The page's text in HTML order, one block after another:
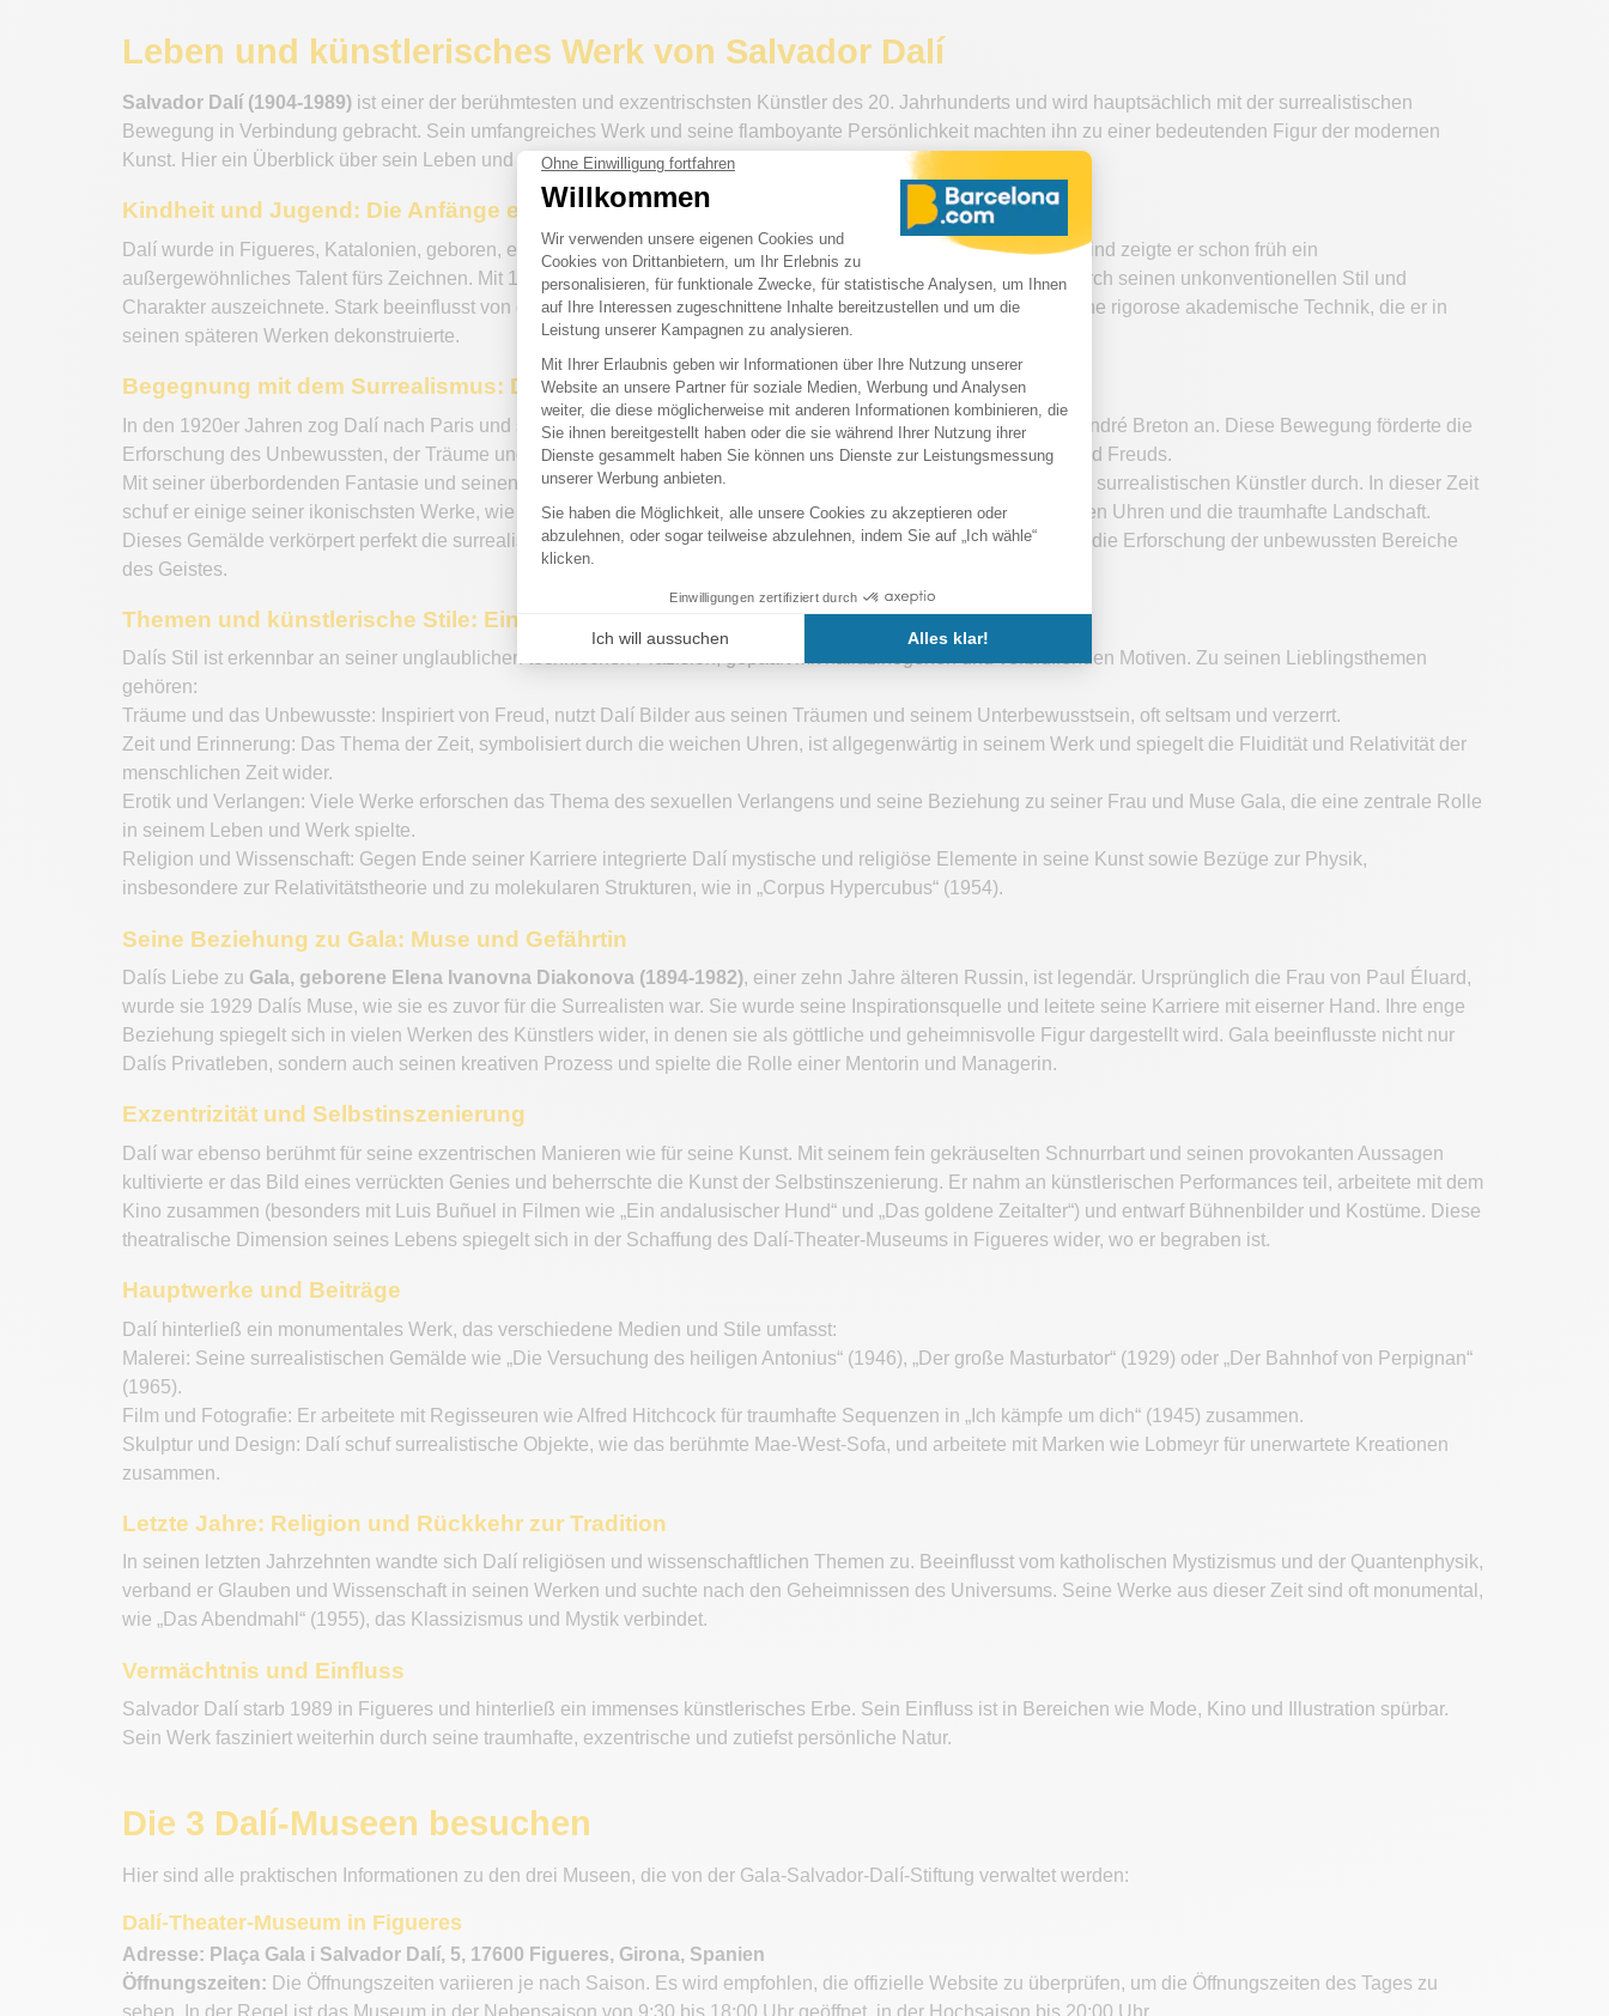
Leben und künstlerisches Werk von Salvador Dalí
Salvador Dalí (1904-1989) ist einer der berühmtesten und exzentrischsten Künstler des 20. Jahrhunderts und wird hauptsächlich mit der surrealistischen
Bewegung in Verbindung gebracht. Sein umfangreiches Werk und seine flamboyante Persönlichkeit machten ihn zu einer bedeutenden Figur der modernen
Kunst. Hier ein Überblick über sein Leben und sein künstlerisches Werk:
Kindheit und Jugend: Die Anfänge eines Wunderkindes
Dalí wurde in Figueres, Katalonien, geboren, einer Region, die ihm zeitlebens sehr am Herzen lag. Als frühreifes Kind zeigte er schon früh ein
außergewöhnliches Talent fürs Zeichnen. Mit 17 Jahren trat er in die Kunstakademie von Madrid ein, wo er sich durch seinen unkonventionellen Stil und
Charakter auszeichnete. Stark beeinflusst von großen Meistern wie Velázquez und Goya, entwickelte er schnell eine rigorose akademische Technik, die er in
seinen späteren Werken dekonstruierte.
Begegnung mit dem Surrealismus: Die surrealistische Periode
In den 1920er Jahren zog Dalí nach Paris und schloss sich der surrealistischen Bewegung unter der Leitung von André Breton an. Diese Bewegung förderte die
Erforschung des Unbewussten, der Träume und der unterdrückten Wünsche, beeinflusst von den Theorien Sigmund Freuds.
Mit seiner überbordenden Fantasie und seinen seltsamen Visionen setzte sich Dalí schnell als einer der führenden surrealistischen Künstler durch. In dieser Zeit
schuf er einige seiner ikonischsten Werke, wie „Die Beständigkeit der Erinnerung“ (1931), berühmt für seine weichen Uhren und die traumhafte Landschaft.
Dieses Gemälde verkörpert perfekt die surrealistische Ästhetik: den Traum, die Verzerrung von Zeit und Raum und die Erforschung der unbewussten Bereiche
des Geistes.
Themen und künstlerische Stile: Ein surrealistisches Universum
Dalís Stil ist erkennbar an seiner unglaublichen technischen Präzision, gepaart mit halluzinogenen und verblüffenden Motiven. Zu seinen Lieblingsthemen
gehören:
Träume und das Unbewusste: Inspiriert von Freud, nutzt Dalí Bilder aus seinen Träumen und seinem Unterbewusstsein, oft seltsam und verzerrt.
Zeit und Erinnerung: Das Thema der Zeit, symbolisiert durch die weichen Uhren, ist allgegenwärtig in seinem Werk und spiegelt die Fluidität und Relativität der
menschlichen Zeit wider.
Erotik und Verlangen: Viele Werke erforschen das Thema des sexuellen Verlangens und seine Beziehung zu seiner Frau und Muse Gala, die eine zentrale Rolle
in seinem Leben und Werk spielte.
Religion und Wissenschaft: Gegen Ende seiner Karriere integrierte Dalí mystische und religiöse Elemente in seine Kunst sowie Bezüge zur Physik,
insbesondere zur Relativitätstheorie und zu molekularen Strukturen, wie in „Corpus Hypercubus“ (1954).
Seine Beziehung zu Gala: Muse und Gefährtin
Dalís Liebe zu Gala, geborene Elena Ivanovna Diakonova (1894-1982), einer zehn Jahre älteren Russin, ist legendär. Ursprünglich die Frau von Paul Éluard,
wurde sie 1929 Dalís Muse, wie sie es zuvor für die Surrealisten war. Sie wurde seine Inspirationsquelle und leitete seine Karriere mit eiserner Hand. Ihre enge
Beziehung spiegelt sich in vielen Werken des Künstlers wider, in denen sie als göttliche und geheimnisvolle Figur dargestellt wird. Gala beeinflusste nicht nur
Dalís Privatleben, sondern auch seinen kreativen Prozess und spielte die Rolle einer Mentorin und Managerin.
Exzentrizität und Selbstinszenierung
Dalí war ebenso berühmt für seine exzentrischen Manieren wie für seine Kunst. Mit seinem fein gekräuselten Schnurrbart und seinen provokanten Aussagen
kultivierte er das Bild eines verrückten Genies und beherrschte die Kunst der Selbstinszenierung. Er nahm an künstlerischen Performances teil, arbeitete mit dem
Kino zusammen (besonders mit Luis Buñuel in Filmen wie „Ein andalusischer Hund“ und „Das goldene Zeitalter“) und entwarf Bühnenbilder und Kostüme. Diese
theatralische Dimension seines Lebens spiegelt sich in der Schaffung des Dalí-Theater-Museums in Figueres wider, wo er begraben ist.
Hauptwerke und Beiträge
Dalí hinterließ ein monumentales Werk, das verschiedene Medien und Stile umfasst:
Malerei: Seine surrealistischen Gemälde wie „Die Versuchung des heiligen Antonius“ (1946), „Der große Masturbator“ (1929) oder „Der Bahnhof von Perpignan“
(1965).
Film und Fotografie: Er arbeitete mit Regisseuren wie Alfred Hitchcock für traumhafte Sequenzen in „Ich kämpfe um dich“ (1945) zusammen.
Skulptur und Design: Dalí schuf surrealistische Objekte, wie das berühmte Mae-West-Sofa, und arbeitete mit Marken wie Lobmeyr für unerwartete Kreationen
zusammen.
Letzte Jahre: Religion und Rückkehr zur Tradition
In seinen letzten Jahrzehnten wandte sich Dalí religiösen und wissenschaftlichen Themen zu. Beeinflusst vom katholischen Mystizismus und der Quantenphysik,
verband er Glauben und Wissenschaft in seinen Werken und suchte nach den Geheimnissen des Universums. Seine Werke aus dieser Zeit sind oft monumental,
wie „Das Abendmahl“ (1955), das Klassizismus und Mystik verbindet.
Vermächtnis und Einfluss
Salvador Dalí starb 1989 in Figueres und hinterließ ein immenses künstlerisches Erbe. Sein Einfluss ist in Bereichen wie Mode, Kino und Illustration spürbar.
Sein Werk fasziniert weiterhin durch seine traumhafte, exzentrische und zutiefst persönliche Natur.
Die 3 Dalí-Museen besuchen
Hier sind alle praktischen Informationen zu den drei Museen, die von der Gala-Salvador-Dalí-Stiftung verwaltet werden:
Dalí-Theater-Museum in Figueres
Adresse: Plaça Gala i Salvador Dalí, 5, 17600 Figueres, Girona, Spanien
Öffnungszeiten: Die Öffnungszeiten variieren je nach Saison. Es wird empfohlen, die offizielle Website zu überprüfen, um die Öffnungszeiten des Tages zu
sehen. In der Regel ist das Museum in der Nebensaison von 9:30 bis 18:00 Uhr geöffnet, in der Hochsaison bis 20:00 Uhr.